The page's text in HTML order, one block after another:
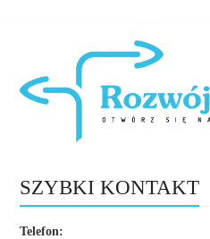
SZYBKI KONTAKT
Telefon: